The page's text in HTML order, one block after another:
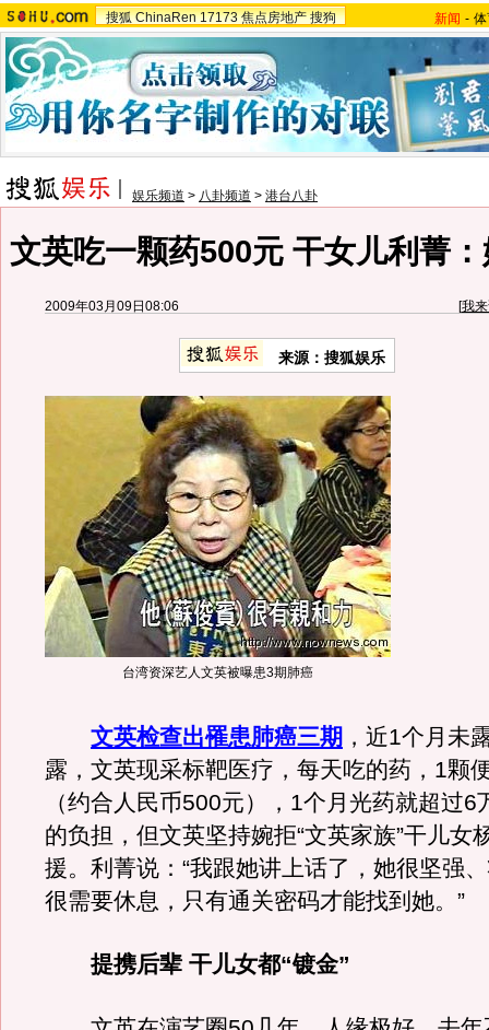
搜狐 ChinaRen 17173 焦点房地产 搜狗 新闻 -
娱乐频道 > 八卦频道 > 港台八卦
文英吃一颗药500元 干女儿利菁
2009年03月09日08:06 [我
来源：搜狐娱乐
台湾资深艺人文英被曝患3期肺癌
文英检查出罹患肺癌三期 ，近1个月未
露，文英现采标靶医疗，每天吃的药，1颗
（约合人民币500元），1个月光药就超过6
的负担，但文英坚持婉拒“文英家族”干儿女
援。利菁说：“我跟她讲上话了，她很坚强
很需要休息，只有通关密码才能找到她。”
提携后辈 干儿女都“镀金”